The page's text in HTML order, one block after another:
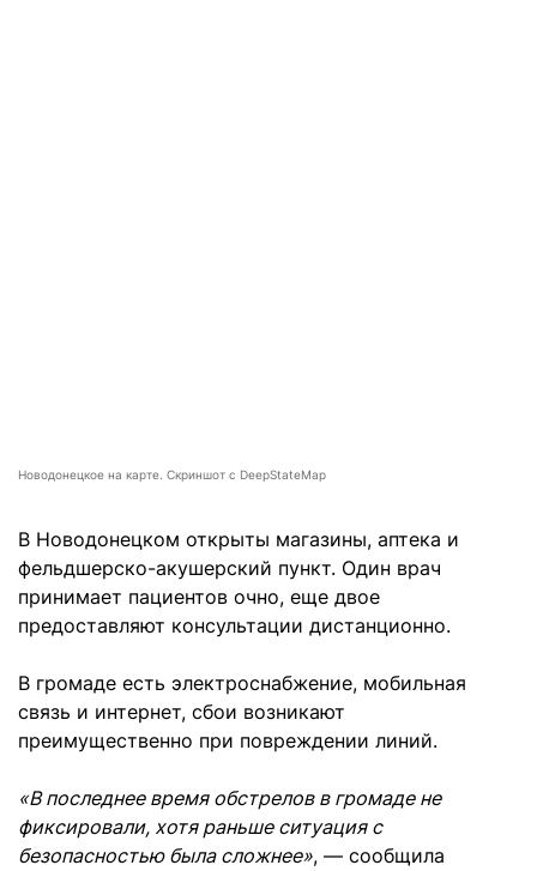
Новодонецкое на карте. Скриншот с DeepStateMap
В Новодонецком открыты магазины, аптека и
фельдшерско-акушерский пункт. Один врач
принимает пациентов очно, еще двое
предоставляют консультации дистанционно.
В громаде есть электроснабжение, мобильная
связь и интернет, сбои возникают
преимущественно при повреждении линий.
«В последнее время обстрелов в громаде не
фиксировали, хотя раньше ситуация с
безопасностью была сложнее», — сообщила